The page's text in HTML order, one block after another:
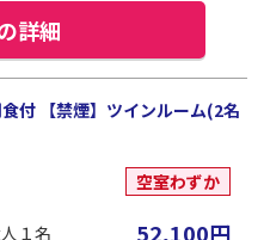
詳細
【禁煙】ツインルーム(2名
空室わずか
１名 52,100円